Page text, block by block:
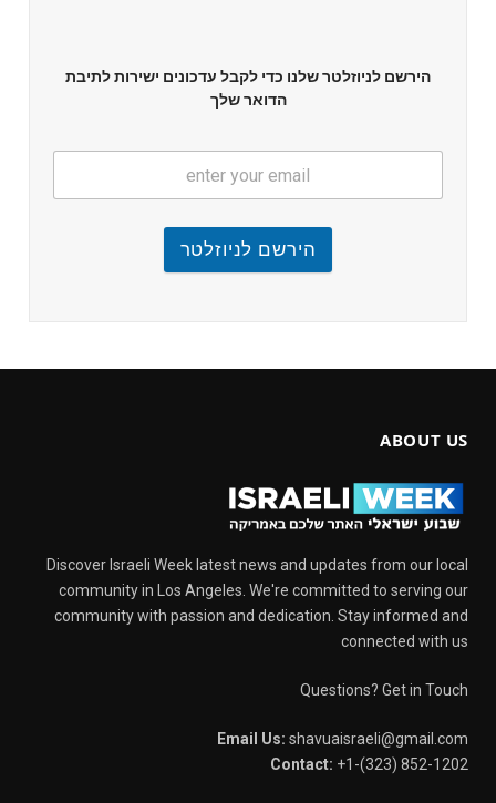
הירשם לניוזלטר שלנו כדי לקבל עדכונים ישירות לתיבת
הדואר שלך
הירשם לניוזלטר
ABOUT US
Discover Israeli Week latest news and updates from our local
community in Los Angeles. We're committed to serving our
community with passion and dedication. Stay informed and
connected with us
Questions? Get in Touch
Email Us: shavuaisraeli@gmail.com
Contact: +1-(323) 852-1202